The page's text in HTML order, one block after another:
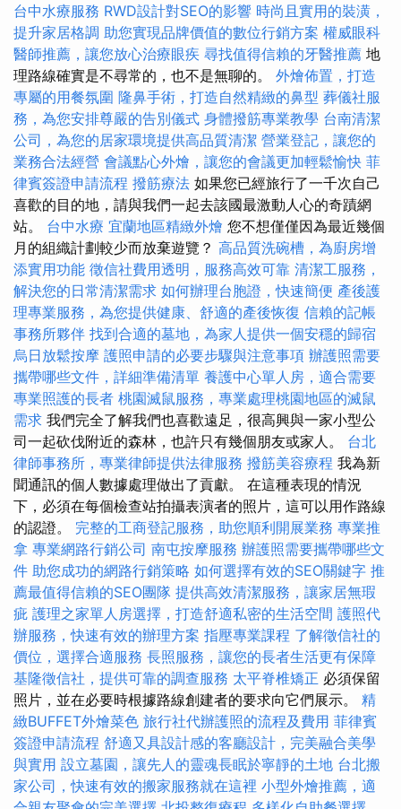
台中水療服務 RWD設計對SEO的影響 時尚且實用的裝潢，
提升家居格調 助您實現品牌價值的數位行銷方案 權威眼科
醫師推薦，讓您放心治療眼疾 尋找值得信賴的牙醫推薦 地
理路線確實是不尋常的，也不是無聊的。 外燴佈置，打造
專屬的用餐氛圍 隆鼻手術，打造自然精緻的鼻型 葬儀社服
務，為您安排尊嚴的告別儀式 身體撥筋專業教學 台南清潔
公司，為您的居家環境提供高品質清潔 營業登記，讓您的
業務合法經營 會議點心外燴，讓您的會議更加輕鬆愉快 菲
律賓簽證申請流程 撥筋療法 如果您已經旅行了一千次自己
喜歡的目的地，請與我們一起去該國最激動人心的奇蹟網
站。 台中水療 宜蘭地區精緻外燴 您不想僅僅因為最近幾個
月的組織計劃較少而放棄遊覽？ 高品質洗碗槽，為廚房增
添實用功能 徵信社費用透明，服務高效可靠 清潔工服務，
解決您的日常清潔需求 如何辦理台胞證，快速簡便 產後護
理專業服務，為您提供健康、舒適的產後恢復 信賴的記帳
事務所夥伴 找到合適的墓地，為家人提供一個安穩的歸宿
烏日放鬆按摩 護照申請的必要步驟與注意事項 辦護照需要
攜帶哪些文件，詳細準備清單 養護中心單人房，適合需要
專業照護的長者 桃園滅鼠服務，專業處理桃園地區的滅鼠
需求 我們完全了解我們也喜歡遠足，很高興與一家小型公
司一起砍伐附近的森林，也許只有幾個朋友或家人。 台北
律師事務所，專業律師提供法律服務 撥筋美容療程 我為新
聞通訊的個人數據處理做出了貢獻。 在這種表現的情況
下，必須在每個檢查站拍攝表演者的照片，這可以用作路線
的認證。 完整的工商登記服務，助您順利開展業務 專業推
拿 專業網路行銷公司 南屯按摩服務 辦護照需要攜帶哪些文
件 助您成功的網路行銷策略 如何選擇有效的SEO關鍵字 推
薦最值得信賴的SEO團隊 提供高效清潔服務，讓家居無瑕
疵 護理之家單人房選擇，打造舒適私密的生活空間 護照代
辦服務，快速有效的辦理方案 指壓專業課程 了解徵信社的
價位，選擇合適服務 長照服務，讓您的長者生活更有保障
基隆徵信社，提供可靠的調查服務 太平脊椎矯正 必須保留
照片，並在必要時根據路線創建者的要求向它們展示。 精
緻BUFFET外燴菜色 旅行社代辦護照的流程及費用 菲律賓
簽證申請流程 舒適又具設計感的客廳設計，完美融合美學
與實用 設立墓園，讓先人的靈魂長眠於寧靜的土地 台北搬
家公司，快速有效的搬家服務就在這裡 小型外燴推薦，適